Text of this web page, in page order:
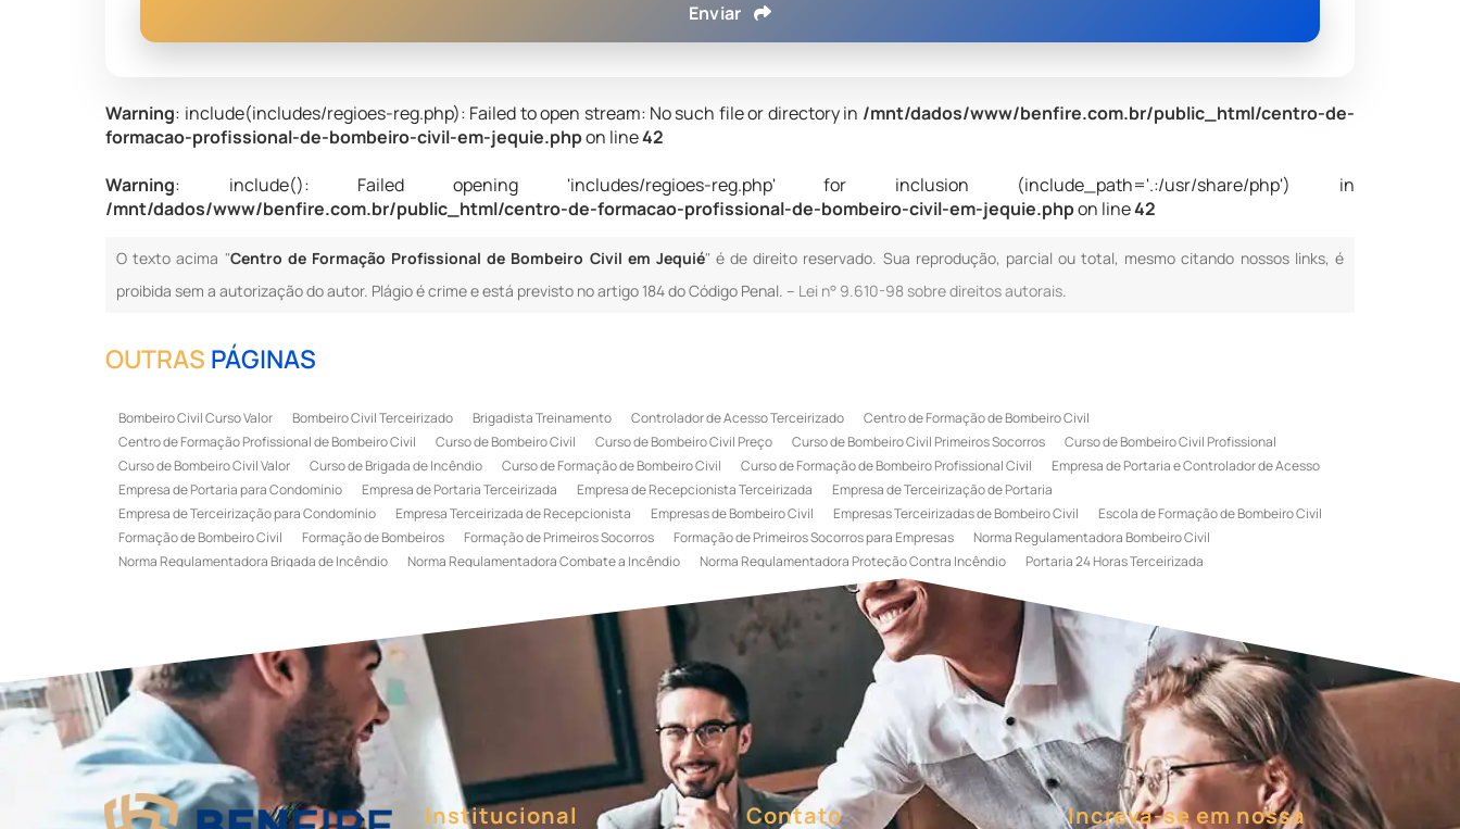
Enviar
Warning: include(includes/regioes-reg.php): Failed to open stream: No such file or directory in /mnt/dados/www/benfire.com.br/public_html/centro-de-
formacao-profissional-de-bombeiro-civil-em-jequie.phpon line42
Warning: include(): Failed opening 'includes/regioes-reg.php' for inclusion (include_path='.:/usr/share/php') in
/mnt/dados/www/benfire.com.br/public_html/centro-de-formacao-profissional-de-bombeiro-civil-em-jequie.phpon line42
O texto acima "Centro de Formação Profissional de Bombeiro Civil em Jequié" é de direito reservado. Sua reprodução, parcial ou total, mesmo citando nossos links, é
proibida sem a autorização do autor. Plágio é crime e está previsto no artigo 184 do Código Penal. – Lei n° 9.610-98 sobre direitos autorais.
OUTRAS PÁGINAS
Bombeiro Civil Curso Valor Bombeiro Civil Terceirizado Brigadista Treinamento Controlador de Acesso Terceirizado
Centro de Formação de Bombeiro Civil
Centro de Formação Profissional de Bombeiro Civil
Curso de Bombeiro Civil Curso de Bombeiro Civil Preço Curso de Bombeiro Civil Primeiros Socorros
Curso de Bombeiro Civil Profissional
Curso de Bombeiro Civil Valor
Curso de Brigada de Incêndio Curso de Formação de Bombeiro Civil Curso de Formação de Bombeiro Profissional Civil
Empresa de Portaria e Controlador de Acesso
Empresa de Portaria para Condomínio
Empresa de Portaria Terceirizada Empresa de Recepcionista Terceirizada
Empresa de Terceirização de Portaria
Empresa de Terceirização para Condomínio
Empresa Terceirizada de Recepcionista Empresas de Bombeiro Civil Empresas Terceirizadas de Bombeiro Civil
Escola de Formação de Bombeiro Civil
Formação de Bombeiro Civil
Formação de Bombeiros Formação de Primeiros Socorros Formação de Primeiros Socorros para Empresas
Norma Regulamentadora Bombeiro Civil
Norma Regulamentadora Brigada de Incêndio
Norma Regulamentadora Combate a Incêndio Norma Regulamentadora Proteção Contra Incêndio
Portaria 24 Horas Terceirizada
Serviço de Portaria Remota
Serviço de Portaria Terceirizada
Serviço Especializado em Terceirização de Bombeiro Civil Terceirização de Bombeiro Terceirização de Bombeiro Civil
Terceirização de Portaria
Terceirização de Recepcionista Terceirização de Serviços de Recepcionistas Treinamento de Bombeiro Civil Treinamento de Bombeiros
Treinamento de Brigada
Treinamento de Brigada de Emergência
Treinamento de Brigada de Incêndio Treinamento de Brigada de Incêndio Valor
Treinamento de Brigadista de Incêndio
Treinamento de Combate a Incêndio NR 23
Treinamento de Incêndio Treinamento de Prevenção e Combate a Incêndio
Treinamento de Primeiro Socorros
Treinamento de Primeiros Socorros para CIPA
Treinamento de Primeiros Socorros para Empresas
Institucional Contato Increva-se em nossa